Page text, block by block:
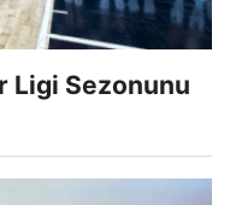
Ligi Sezonunu